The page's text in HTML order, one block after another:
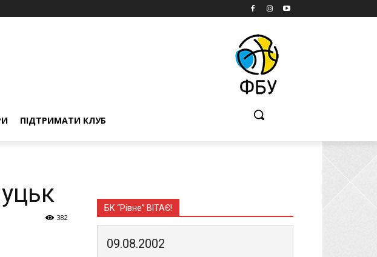
ПІДТРИМАТИ КЛУБ
382
БК “Рівне” ВІТАЄ!
09.08.2002